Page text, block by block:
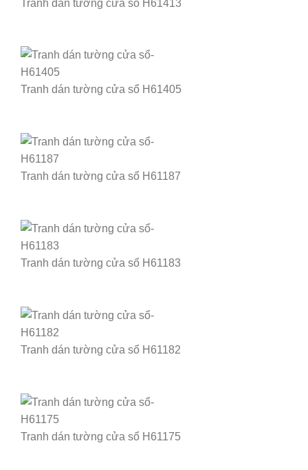
Tranh dán tường cửa sổ H61413
Tranh dán tường cửa sổ H61405
Tranh dán tường cửa sổ H61187
Tranh dán tường cửa sổ H61183
Tranh dán tường cửa sổ H61182
Tranh dán tường cửa sổ H61175